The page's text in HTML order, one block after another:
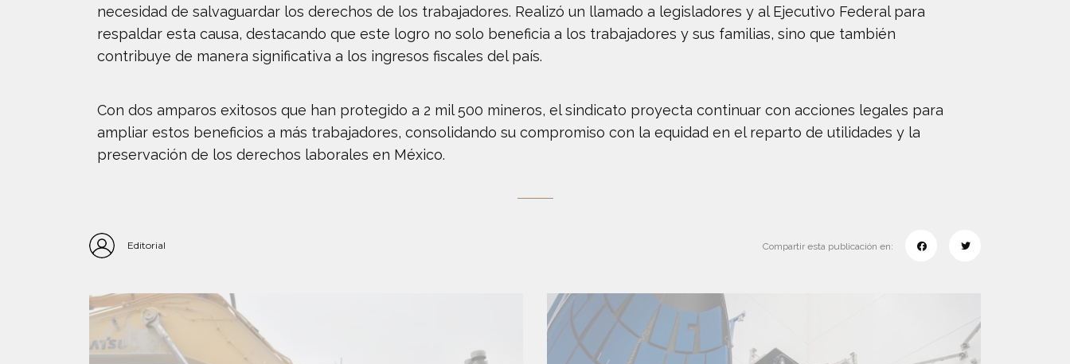
necesidad de salvaguardar los derechos de los trabajadores. Realizó un llamado a legisladores y al Ejecutivo Federal para
respaldar esta causa, destacando que este logro no solo beneficia a los trabajadores y sus familias, sino que también
contribuye de manera significativa a los ingresos fiscales del país.
Con dos amparos exitosos que han protegido a 2 mil 500 mineros, el sindicato proyecta continuar con acciones legales para
ampliar estos beneficios a más trabajadores, consolidando su compromiso con la equidad en el reparto de utilidades y la
preservación de los derechos laborales en México.
Editorial Compartir esta publicación en: